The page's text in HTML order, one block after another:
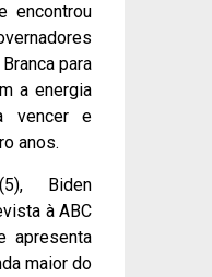
encontrou
para
a energia
vencer e
anos.
Biden
à ABC
apresenta
maior do